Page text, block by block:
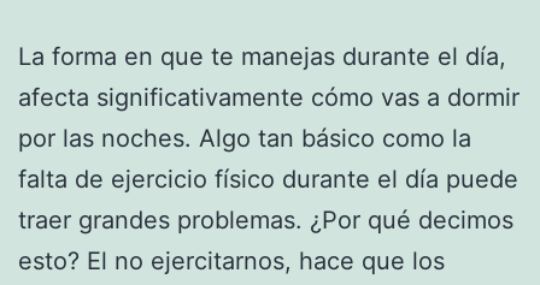
La forma en que te manejas durante el día,
afecta significativamente cómo vas a dormir
por las noches. Algo tan básico como la
falta de ejercicio físico durante el día puede
traer grandes problemas. ¿Por qué decimos
esto? El no ejercitarnos, hace que los